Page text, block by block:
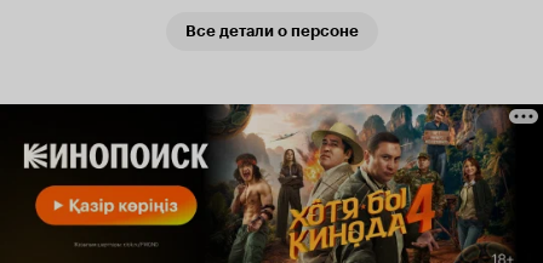
Все детали о персоне